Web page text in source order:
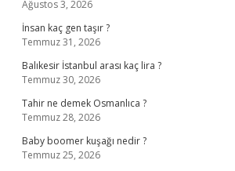
Ağustos 3, 2026
İnsan kaç gen taşır ?
Temmuz 31, 2026
Balıkesir İstanbul arası kaç lira ?
Temmuz 30, 2026
Tahir ne demek Osmanlıca ?
Temmuz 28, 2026
Baby boomer kuşağı nedir ?
Temmuz 25, 2026